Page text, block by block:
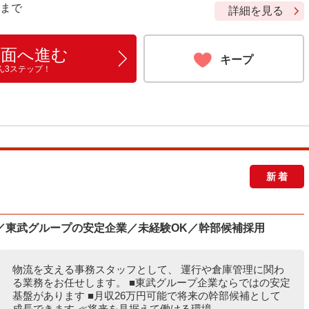
で 詳細を見る
へ進む
3ステップ！
キープ
新着
武グループの安定企業／未経験OK／幹部候補採用
物流を支える事務スタッフとして、 運行や倉庫管理に関わ
る業務をお任せします。 ■東武グループ企業ならではの安定
基盤があります ■月収26万円可能で将来の幹部候補として